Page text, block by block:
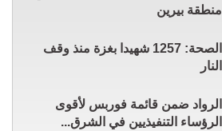
منطقة بيرين
الصحة: 1257 شهيدا بغزة منذ وقف
النار
الرواد ضمن قائمة فوربس لأقوى
الرؤساء التنفيذيين في الشرق...